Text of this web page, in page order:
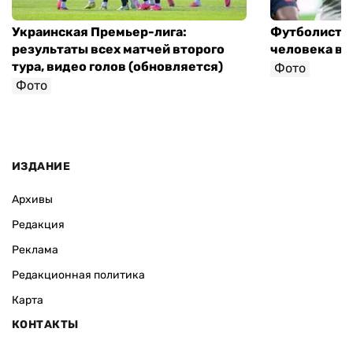
Украинская Премьер-лига:
результаты всех матчей второго
тура, видео голов (обновляется)
Фото
Футболист
человека в
Фото
ИЗДАНИЕ
Архивы
Редакция
Реклама
Редакционная политика
Карта
КОНТАКТЫ